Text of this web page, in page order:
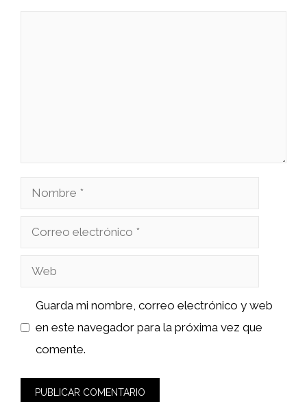
Nombre
Correo
Web
Guarda mi nombre, correo electrónico y web
en este navegador para la próxima vez que
comente.